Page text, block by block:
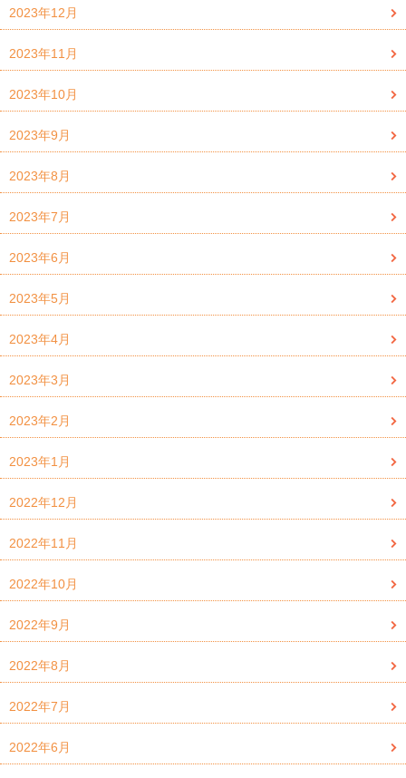
2023年12月
2023年11月
2023年10月
2023年9月
2023年8月
2023年7月
2023年6月
2023年5月
2023年4月
2023年3月
2023年2月
2023年1月
2022年12月
2022年11月
2022年10月
2022年9月
2022年8月
2022年7月
2022年6月